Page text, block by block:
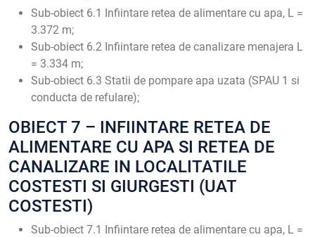
Sub-obiect 6.1 Infiintare retea de alimentare cu apa, L =
3.372 m;
Sub-obiect 6.2 Infiintare retea de canalizare menajera L
= 3.334 m;
Sub-obiect 6.3 Statii de pompare apa uzata (SPAU 1 si
conducta de refulare);
OBIECT 7 – INFIINTARE RETEA DE
ALIMENTARE CU APA SI RETEA DE
CANALIZARE IN LOCALITATILE
COSTESTI SI GIURGESTI (UAT
COSTESTI)
Sub-obiect 7.1 Infiintare retea de alimentare cu apa, L =